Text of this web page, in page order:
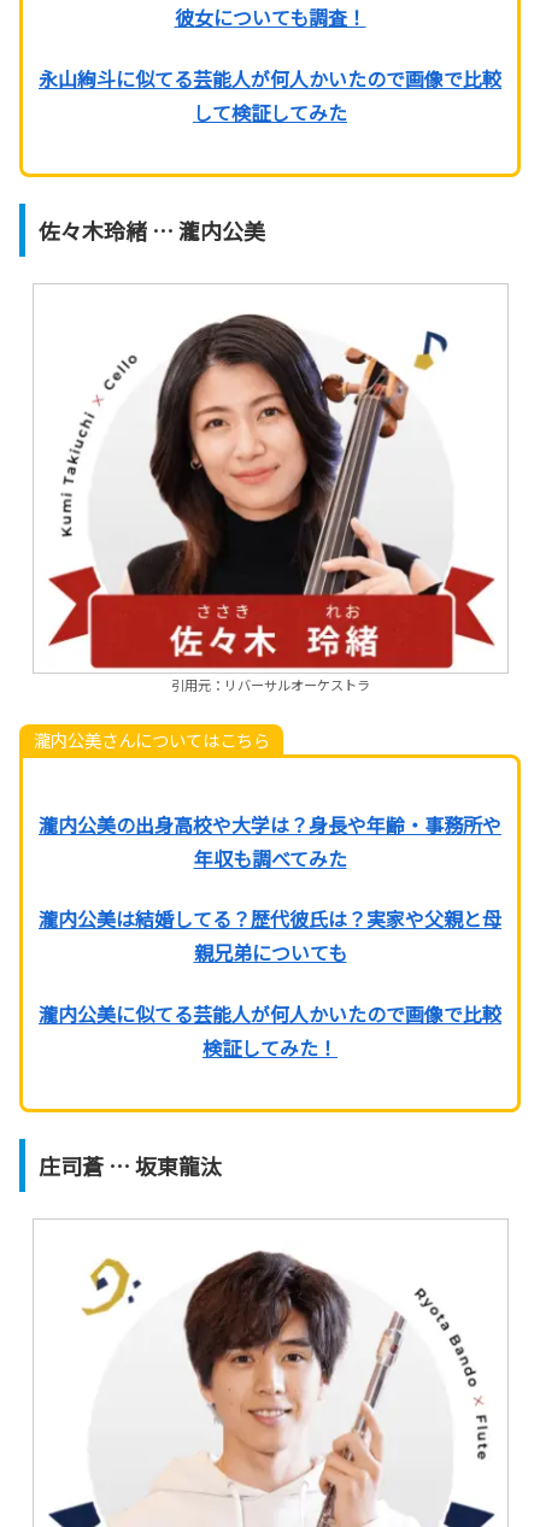
彼女についても調査！
永山絢斗に似てる芸能人が何人かいたので画像で比較
して検証してみた
佐々木玲緒 … 瀧内公美
引用元：リバーサルオーケストラ
瀧内公美さんについてはこちら
瀧内公美の出身高校や大学は？身長や年齢・事務所や
年収も調べてみた
瀧内公美は結婚してる？歴代彼氏は？実家や父親と母
親兄弟についても
瀧内公美に似てる芸能人が何人かいたので画像で比較
検証してみた！
庄司蒼 … 坂東龍汰